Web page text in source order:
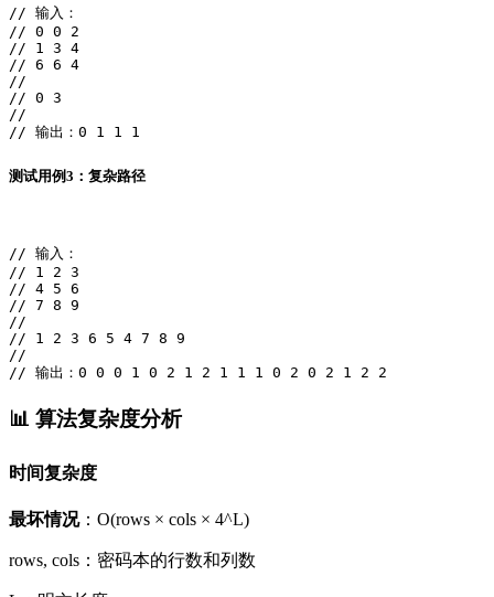
// 输入：
// 0 0 2
// 1 3 4
// 6 6 4
//
// 0 3
//
// 输出：0 1 1 1
测试用例3：复杂路径
// 输入：
// 1 2 3
// 4 5 6
// 7 8 9
//
// 1 2 3 6 5 4 7 8 9
//
// 输出：0 0 0 1 0 2 1 2 1 1 1 0 2 0 2 1 2 2
📊 算法复杂度分析
时间复杂度
最坏情况：O(rows × cols × 4^L)
rows, cols：密码本的行数和列数